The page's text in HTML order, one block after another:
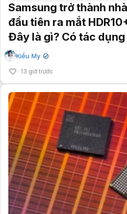
Samsung trở thành
đầu tiên ra mắt
Đây là gì? Có tác dụng
Kiều My ✔
13 giờ trước